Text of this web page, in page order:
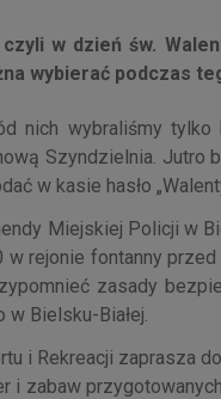
w dzień św.
wybierać podczas
nich wybraliśmy
Szyndzielnia. Jutro
w kasie hasło
Miejskiej Policji w
rejonie fontanny
zasady
Bielsku-Białej.
i Rekreacji zaprasza
i zabaw